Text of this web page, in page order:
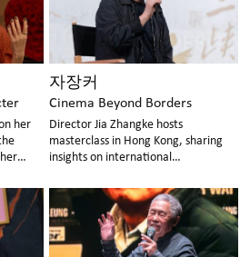
her
자장커
Cinema Beyond Borders
Director Jia Zhangke hosts
masterclass in Hong Kong, sharing
insights on international
connect cultures